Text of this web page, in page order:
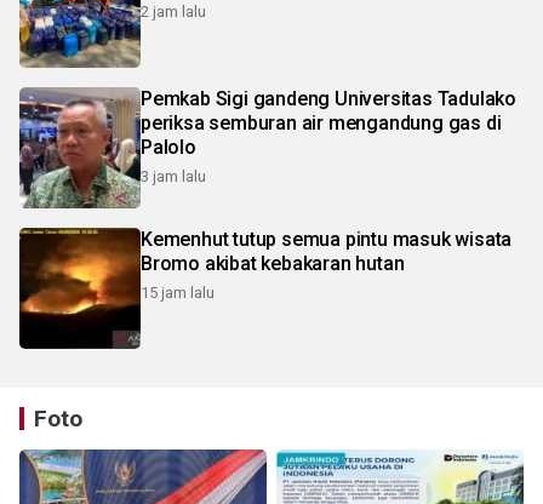
2 jam lalu
Pemkab Sigi gandeng Universitas Tadulako
periksa semburan air mengandung gas di
Palolo
3 jam lalu
Kemenhut tutup semua pintu masuk wisata
Bromo akibat kebakaran hutan
15 jam lalu
Foto